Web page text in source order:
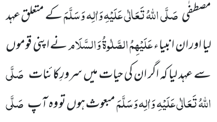
مصطفٰیصَلَّی اللہُ تَعَالٰی عَلَیْہِ وَاٰلِہ وَسَلَّمَکے متعلق عہد
لیا اور ان انبیاءعَلَیْہِمُ الصَّلٰوۃُ وَالسَّلَامنے اپنی قوموں
سے عہد لیا کہ اگر ان کی حیات میں سرورِکائنات صَلَّی
اللہُ تَعَالٰی عَلَیْہِ وَاٰلِہ وَسَلَّمَمبعوث ہوں تو وہ آپصَلَّی